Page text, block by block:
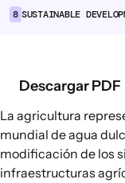
Consumo
Opciones
Conexiones
8 SUSTAINABLE
Descargar PDF
La agricultura
mundial de agua
modificación de los
infraestructuras